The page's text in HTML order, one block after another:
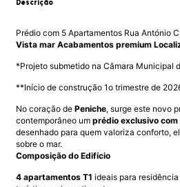
Descrição
Prédio com 5 Apartamentos Rua António
Vista mar Acabamentos premium
*Projeto submetido na Câmara Municipal
**Início de construção 1o trimestre de
No coração de Peniche, surge este novo
contemporâneo um prédio exclusivo
desenhado para quem valoriza conforto,
sobre o mar.
Composição do Edifício
4 apartamentos T1 ideais para